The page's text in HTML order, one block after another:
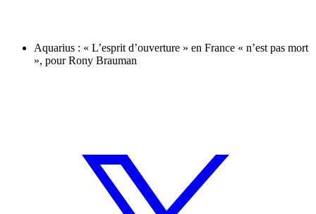
Aquarius : « L’esprit d’ouverture » en France « n’est pas mort
», pour Rony Brauman